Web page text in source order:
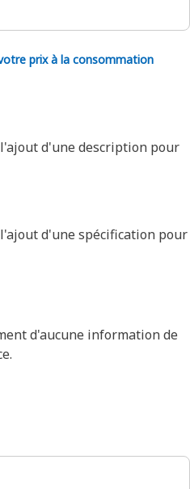
prix à la consommation
d'une description pour
d'une spécification pour
d'aucune information de